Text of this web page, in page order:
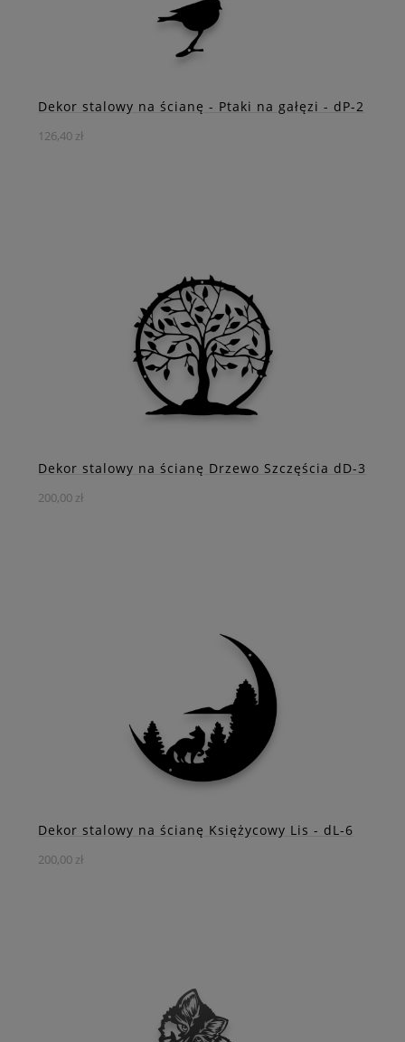
ZOBACZ WIĘCEJ
Dekor stalowy na ścianę - Ptaki na gałęzi - dP-2
126,40 zł
naprawdę wyjątkowego do zaproponowania. Nasz
najnowszy dodatek to dekor w kształcie dwóch uroczych
ptaszków siedzących na gałązce.
DO KOSZYKA
Dekor stalowy na ścianę Drzewo Szczęścia dD-3
200,00 zł
szczęścia to niezwykła dekoracja, która doda wyjątkowego
DO KOSZYKA
ZOBACZ WIĘCEJ
Dekor stalowy na ścianę Księżycowy Lis - dL-6
200,00 zł
Stalowa Dekoracja - Wizerunek Lisa w Kształcie Księżyca